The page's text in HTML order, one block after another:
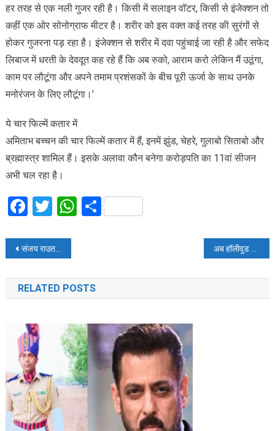
हर तरह से एक नली गुजर रही है। किसी में सलाइन वॉटर, किसी से इंजेक्शन तो
कहीं एक ओर सोनोग्राफ मीटर है। शरीर को इस वक्त कई तरह की सुरंगों से
होकर गुजरना पड़ रहा है। इंजेक्शन से शरीर में दवा पहुंचाई जा रही है और सफेद
लिबाज में धरती के देवदूत कह रहे हैं कि अब रुको, आराम करो लेकिन मैं उठूंगा,
काम पर लौटूंगा और अपने तमाम प्रशंसकों के बीच पूरी ऊर्जा के साथ उनके
मनोरंजन के लिए लौटूंगा।’
ये चार फिल्में कतार में
अमिताभ बच्चन की चार फिल्में कतार में हैं, इनमें झुंड, चेहरे, गुलाबो सिताबो और
ब्रह्मास्त्र शामिल हैं। इसके अलावा कौन बनेगा करोड़पति का 11वां सीजन
अभी चल रहा है।
Facebook
Twitter
WhatsApp
Share
Post
navigation
संजय राउत का बीजेपी पर निशाना, कहा- बीजेपी अपने मंसूबों में कभी कामयाब नहीं होगी
RELATED POSTS